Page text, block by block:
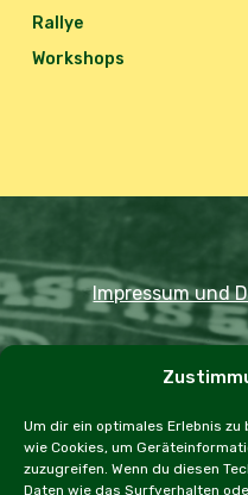
Um dir ein optimales Erlebnis
wie Cookies, um
zuzugreifen. Wenn du diesen
Daten wie das Surfverhalten
Rallye
Workshops
Impressum und
Home
Messen